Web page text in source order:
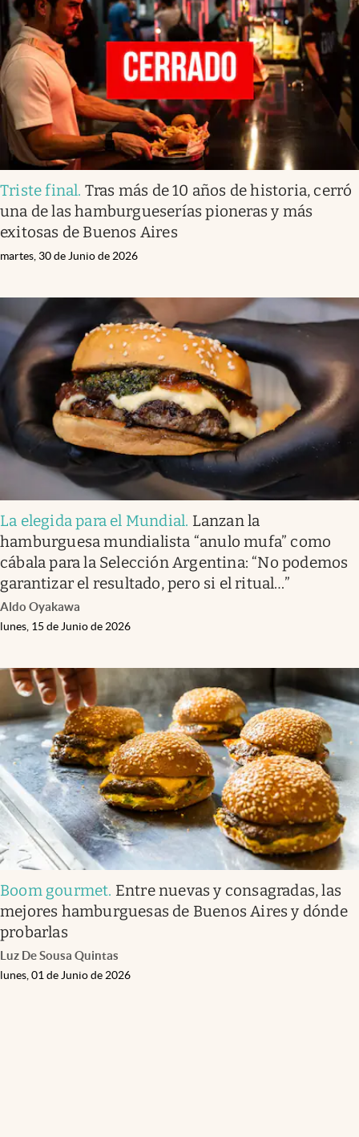
Infotechnology
Clase
Clima
Mundial 2026
Eventos Corporativos
El Cronista Studio
Mediakit
abre en nueva pestaña
Argentina
Triste final. Tras más de 10 años de historia, cerró
una de las hamburgueserías pioneras y más
exitosas de Buenos Aires
martes, 30 de Junio de 2026
La elegida para el Mundial. Lanzan la
hamburguesa mundialista “anulo mufa” como
cábala para la Selección Argentina: “No podemos
garantizar el resultado, pero si el ritual…”
Aldo Oyakawa
lunes, 15 de Junio de 2026
Boom gourmet. Entre nuevas y consagradas, las
mejores hamburguesas de Buenos Aires y dónde
probarlas
Luz De Sousa Quintas
lunes, 01 de Junio de 2026